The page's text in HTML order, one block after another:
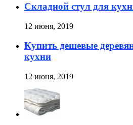
Складной стул для
12 июня, 2019
Купить дешевые
кухни
12 июня, 2019